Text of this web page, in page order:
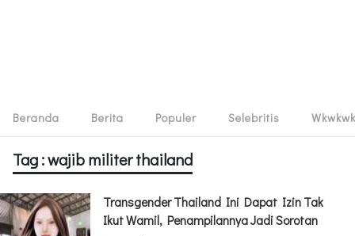
Beranda Berita Populer Selebritis Wkwkwk
Tag : wajib militer thailand
Transgender Thailand Ini Dapat Izin Tak
Ikut Wamil, Penampilannya Jadi Sorotan